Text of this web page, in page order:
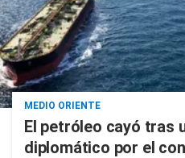
MEDIO ORIENTE
El petróleo cayó tras
diplomático por el